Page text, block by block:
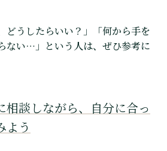
どうしたらいい？」「何から手を
ない…」という人は、ぜひ参考に
相談しながら、自分に合っ
よう